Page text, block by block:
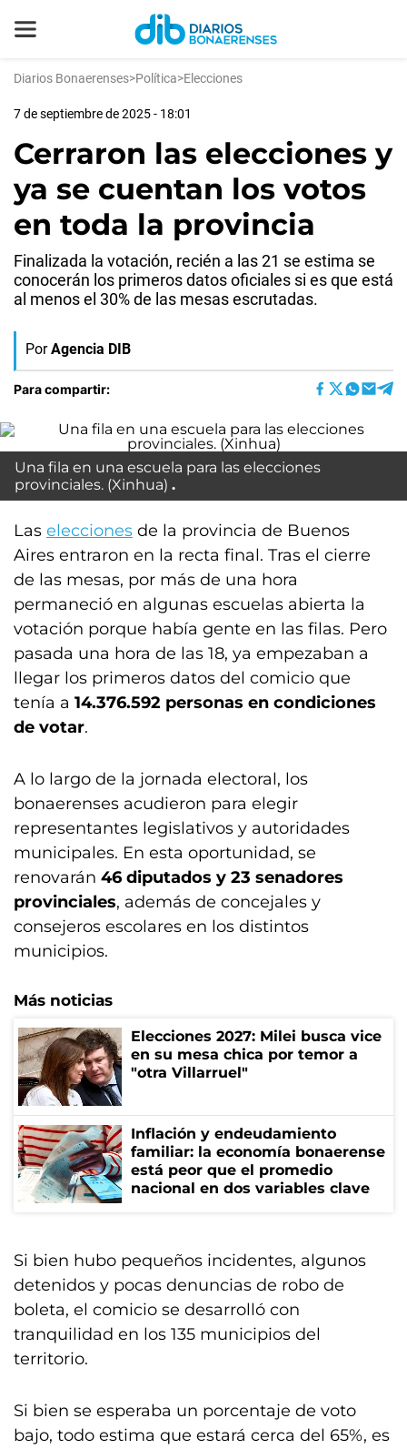
Diarios Bonaerenses>Política>Elecciones
7 de septiembre de 2025 - 18:01
Cerraron las elecciones y
ya se cuentan los votos
en toda la provincia
Finalizada la votación, recién a las 21 se estima se
conocerán los primeros datos oficiales si es que está
al menos el 30% de las mesas escrutadas.
Por Agencia DIB
Para compartir:
Una fila en una escuela para las elecciones
provinciales. (Xinhua)
Las elecciones de la provincia de Buenos
Aires entraron en la recta final. Tras el cierre
de las mesas, por más de una hora
permaneció en algunas escuelas abierta la
votación porque había gente en las filas. Pero
pasada una hora de las 18, ya empezaban a
llegar los primeros datos del comicio que
tenía a 14.376.592 personas en condiciones
de votar.
A lo largo de la jornada electoral, los
bonaerenses acudieron para elegir
representantes legislativos y autoridades
municipales. En esta oportunidad, se
renovarán 46 diputados y 23 senadores
provinciales, además de concejales y
consejeros escolares en los distintos
municipios.
Más noticias
Elecciones 2027: Milei busca vice
en su mesa chica por temor a
"otra Villarruel"
Inflación y endeudamiento
familiar: la economía bonaerense
está peor que el promedio
nacional en dos variables clave
Si bien hubo pequeños incidentes, algunos
detenidos y pocas denuncias de robo de
boleta, el comicio se desarrolló con
tranquilidad en los 135 municipios del
territorio.
Si bien se esperaba un porcentaje de voto
bajo, todo estima que estará cerca del 65%, es